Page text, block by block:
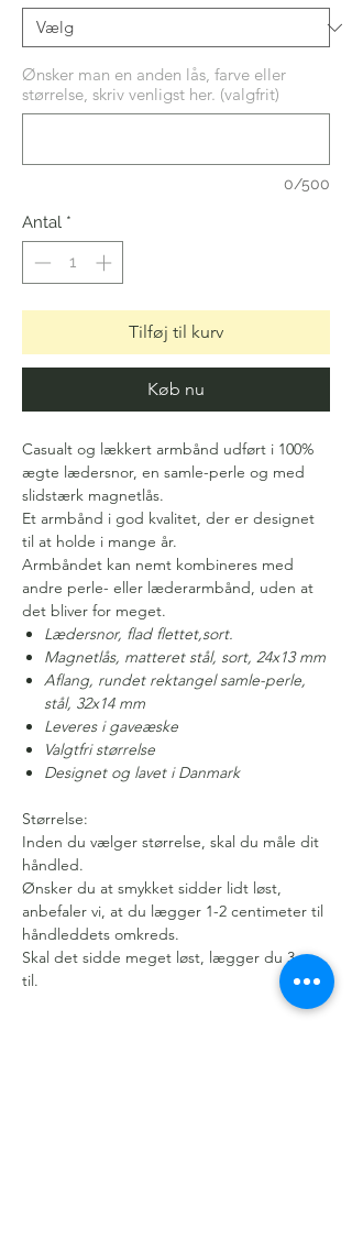
Ønsker man en anden lås, farve eller
størrelse, skriv venligst her. (valgfrit)
0/500
Antal *
Tilføj til kurv
Køb nu
Casualt og lækkert armbånd udført i 100%
ægte lædersnor, en samle-perle og med
slidstærk magnetlås.
Et armbånd i god kvalitet, der er designet
til at holde i mange år.
Armbåndet kan nemt kombineres med
andre perle- eller læderarmbånd, uden at
det bliver for meget.
Lædersnor, flad flettet,sort.
Magnetlås, matteret stål, sort, 24x13 mm
Aflang, rundet rektangel samle-perle,
stål, 32x14 mm
Leveres i gaveæske
Valgtfri størrelse
Designet og lavet i Danmark
Størrelse:
Inden du vælger størrelse, skal du måle dit
håndled.
Ønsker du at smykket sidder lidt løst,
anbefaler vi, at du lægger 1-2 centimeter til
håndleddets omkreds.
Skal det sidde meget løst, lægger du 3 cm
til.